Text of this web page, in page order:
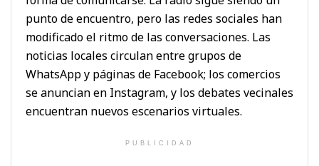
punto de encuentro, pero las redes sociales han
modificado el ritmo de las conversaciones. Las
noticias locales circulan entre grupos de
WhatsApp y páginas de Facebook; los comercios
se anuncian en Instagram, y los debates vecinales
encuentran nuevos escenarios virtuales.
PUBLICIDAD